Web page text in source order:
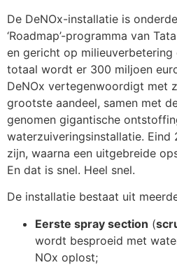
De DeNOx-installatie is
‘Roadmap’-programma van
en gericht op milieuverbetering
totaal wordt er 300 miljoen
DeNOx vertegenwoordigt met
grootste aandeel, samen met
genomen gigantische
waterzuiveringsinstallatie.
zijn, waarna een uitgebreide
En dat is snel. Heel snel.
De installatie bestaat uit
Eerste spray section (
wordt besproeid met
NOx oplost;